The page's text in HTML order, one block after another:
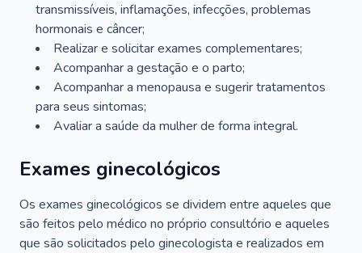
transmissíveis, inflamações, infecções, problemas
hormonais e câncer;
Realizar e solicitar exames complementares;
Acompanhar a gestação e o parto;
Acompanhar a menopausa e sugerir tratamentos
para seus sintomas;
Avaliar a saúde da mulher de forma integral.
Exames ginecológicos
Os exames ginecológicos se dividem entre aqueles que
são feitos pelo médico no próprio consultório e aqueles
que são solicitados pelo ginecologista e realizados em